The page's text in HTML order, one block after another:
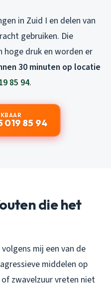
in Zuid I en delen van
gebruiken. Die
hoge druk en worden er
30 minuten op locatie
85 94.
019 85 94
die het
mij een van de
middelen op
zwavelzuur vreten niet